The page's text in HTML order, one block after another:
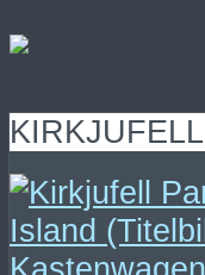
KIRKJUFELL